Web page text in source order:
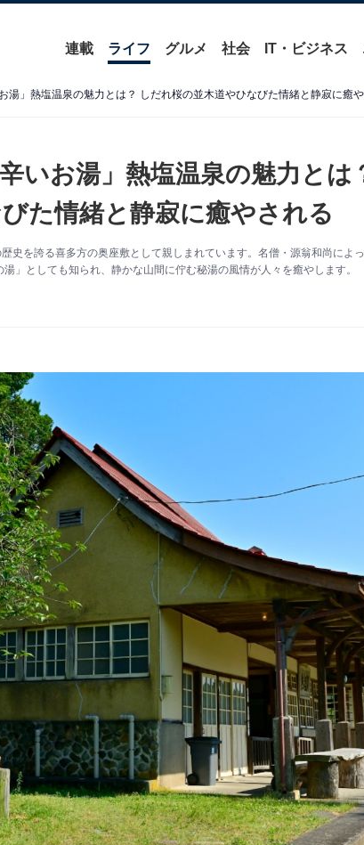
連載 ライフ グルメ 社会 IT・ビジネス
【福島
いお湯」熱塩温泉の魅力とは
た情緒と静寂に癒やされる
史を誇る喜多方の奥座敷として親しまれています。名僧・源翁和尚によ
」としても知られ、静かな山間に佇む秘湯の風情が人々を癒やします。